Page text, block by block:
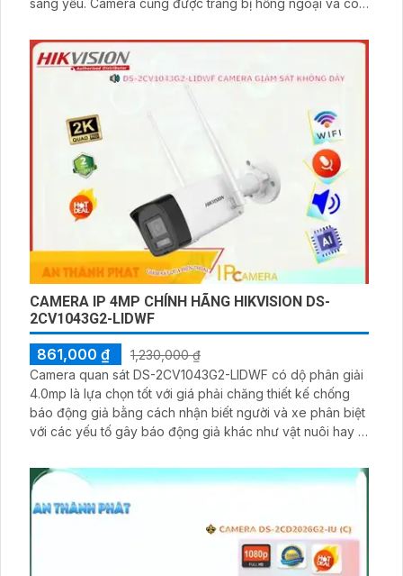
đêm. Với công nghệ IP POE, việc thi công và cài đặt
camera trở nên đơn giản hơn, đảm bảo sự gọn gàng và
CAMERA IP 4MP CHÍNH HÃNG HIKVISION DS-
2CV1043G2-LIDWF
861,000 ₫
1,230,000 ₫
Camera quan sát DS-2CV1043G2-LIDWF có dộ phân giải
4.0mp là lựa chọn tốt với giá phải chăng thiết kế chống
báo động giả bằng cách nhận biết người và xe phân biệt
với các yếu tố gây báo động giả khác như vật nuôi hay lá